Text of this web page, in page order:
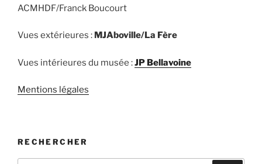
ACMHDF/Franck Boucourt
Vues extérieures : MJAboville/La Fère
Vues intérieures du musée :JP Bellavoine
Mentions légales
RECHERCHER